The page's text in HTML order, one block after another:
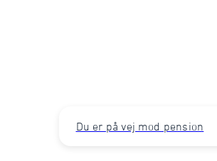
Du er på vej mod pension